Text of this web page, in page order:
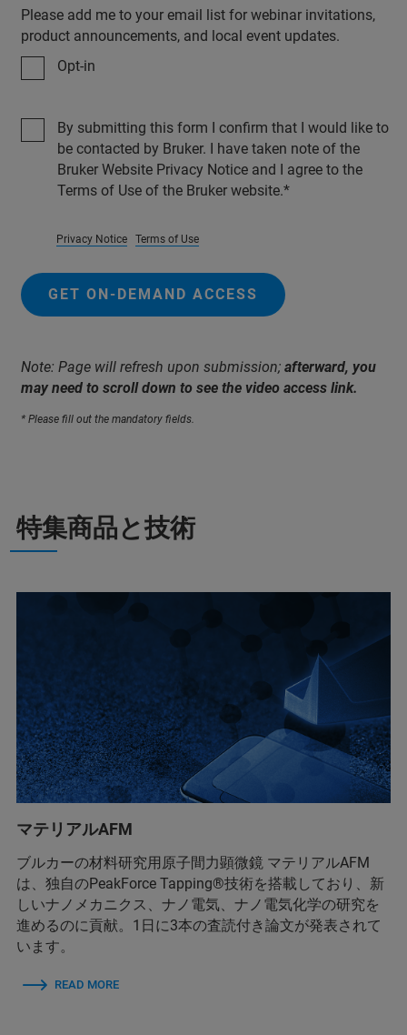
Please add me to your email list for webinar invitations,
product announcements, and local event updates.
Opt-in
By submitting this form I confirm that I would like to
be contacted by Bruker. I have taken note of the
Bruker Website Privacy Notice and I agree to the
Terms of Use of the Bruker website.
Privacy Notice Terms of Use
GET ON-DEMAND ACCESS
Note: Page will refresh upon submission; afterward, you
may need to scroll down to see the video access link.
* Please fill out the mandatory fields.
特集商品と技術
マテリアルAFM
ブルカーの材料研究用原子間力顕微鏡 マテリアルAFM
は、独自のPeakForce Tapping®技術を搭載しており、新
しいナノメカニクス、ナノ電気、ナノ電気化学の研究を
進めるのに貢献。1日に3本の査読付き論文が発表されて
います。
READ MORE